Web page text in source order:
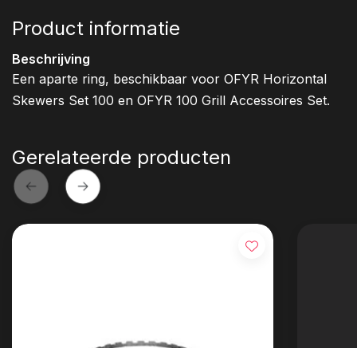
Product informatie
Beschrijving
Een aparte ring, beschikbaar voor OFYR Horizontal
Skewers Set 100 en OFYR 100 Grill Accessoires Set.
Gerelateerde producten